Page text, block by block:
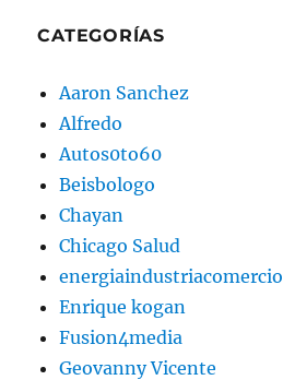
CATEGORÍAS
Aaron Sanchez
Alfredo
Autos0to60
Beisbologo
Chayan
Chicago Salud
energiaindustriacomercio
Enrique kogan
Fusion4media
Geovanny Vicente